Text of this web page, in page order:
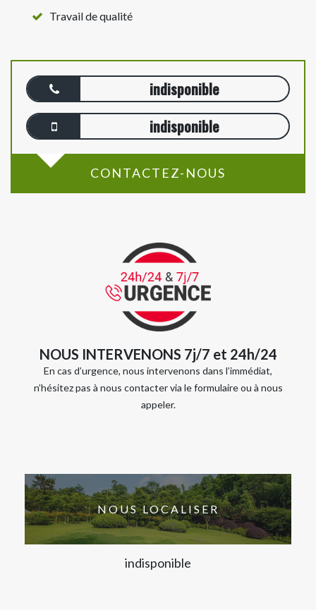
Travail de qualité
indisponible
indisponible
CONTACTEZ-NOUS
NOUS INTERVENONS 7j/7 et 24h/24
En cas d’urgence, nous intervenons dans l’immédiat,
n’hésitez pas à nous contacter via le formulaire ou à nous
appeler.
NOUS LOCALISER
indisponible